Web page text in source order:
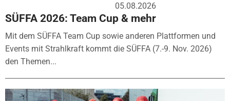
05.08.2026
SÜFFA 2026: Team Cup & mehr
Mit dem SÜFFA Team Cup sowie anderen Plattformen und
Events mit Strahlkraft kommt die SÜFFA (7.-9. Nov. 2026)
den Themen...